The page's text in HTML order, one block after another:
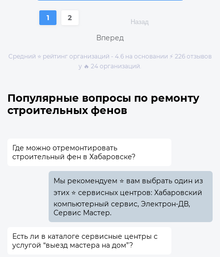
Назад
1 2
Вперед
Средний ⭐ рейтинг организаций - 4.6 на основании ⚡ 226 отзывов
у 🔥 24 организаций.
Популярные вопросы по ремонту
строительных фенов
Где можно отремонтировать
строительный фен в Хабаровске?
Мы рекомендуем ⭐ вам выбрать один из
этих ⭐ сервисных центров: Хабаровский
компьютерный сервис, Электрон-ДВ,
Сервис Мастер.
Есть ли в каталоге сервисные центры с
услугой “выезд мастера на дом”?